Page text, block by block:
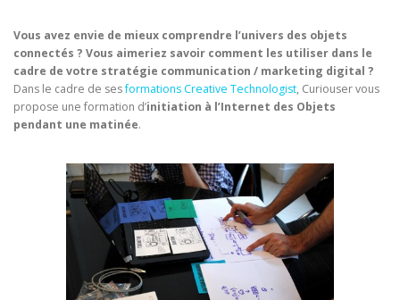
Vous avez envie de mieux comprendre l’univers des objets
connectés ? Vous aimeriez savoir comment les utiliser dans le
cadre de votre stratégie communication / marketing digital ?
Dans le cadre de sesformations Creative Technologist, Curiouser vous
propose une formation d’initiation à l’Internet des Objets
pendant une matinée.